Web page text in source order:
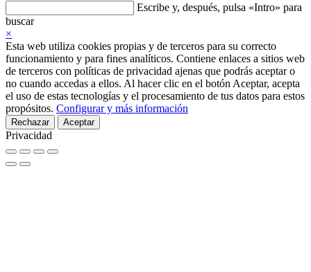
en
esta
web
Escribe y, después, pulsa «Intro» para
buscar
×
Esta web utiliza cookies propias y de terceros para su correcto
funcionamiento y para fines analíticos. Contiene enlaces a sitios web
de terceros con políticas de privacidad ajenas que podrás aceptar o
no cuando accedas a ellos. Al hacer clic en el botón Aceptar, acepta
el uso de estas tecnologías y el procesamiento de tus datos para estos
propósitos. Configurar y más información
Rechazar Aceptar
Privacidad